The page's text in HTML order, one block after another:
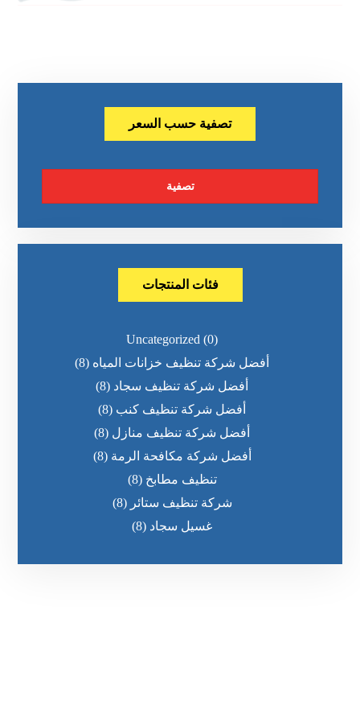
تصفية حسب السعر
تصفية
فئات المنتجات
Uncategorized (0)
أفضل شركة تنظيف خزانات المياه (8)
أفضل شركة تنظيف سجاد (8)
أفضل شركة تنظيف كنب (8)
أفضل شركة تنظيف منازل (8)
أفضل شركة مكافحة الرمة (8)
تنظيف مطابخ (8)
شركة تنظيف ستائر (8)
غسيل سجاد (8)